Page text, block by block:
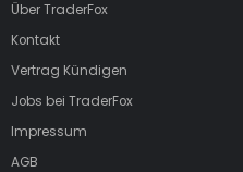
Über TraderFox
Kontakt
Vertrag Kündigen
Jobs bei TraderFox
Impressum
AGB